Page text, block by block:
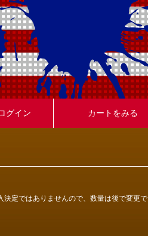
グイン カートをみる
定ではありませんので、数量は後で変更で